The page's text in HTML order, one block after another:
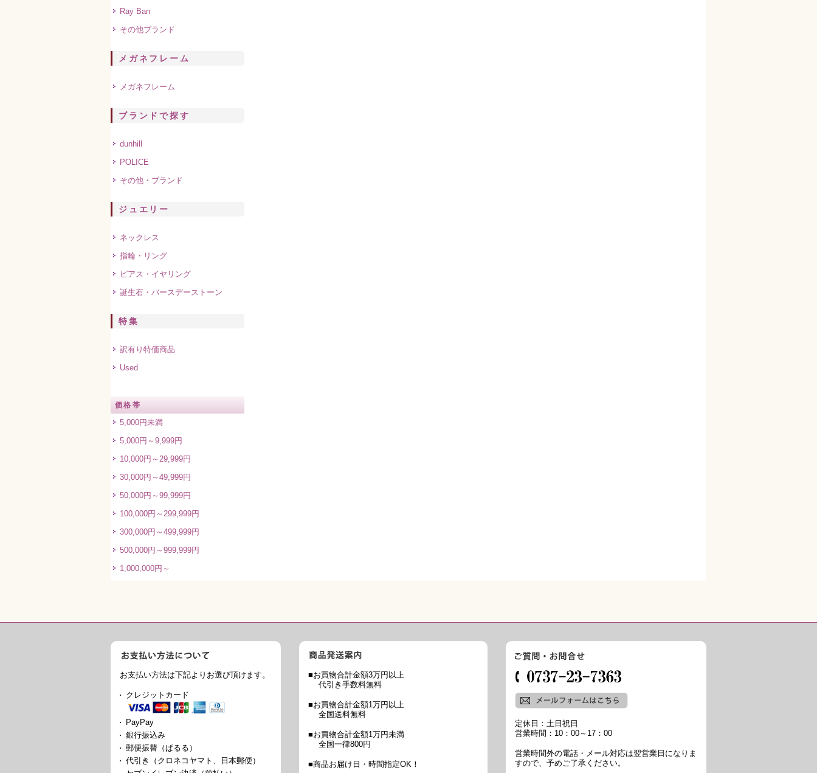
Ray Ban
その他ブランド
メガネフレーム
メガネフレーム
ブランドで探す
dunhill
POLICE
その他・ブランド
ジュエリー
ネックレス
指輪・リング
ピアス・イヤリング
誕生石・バースデーストーン
特集
訳有り特価商品
Used
価格帯
5,000円未満
5,000円～9,999円
10,000円～29,999円
30,000円～49,999円
50,000円～99,999円
100,000円～299,999円
300,000円～499,999円
500,000円～999,999円
1,000,000円～
お支払い方法は下記よりお選び頂けます。
クレジットカード
PayPay
銀行振込み
郵便振替（ぱるる）
代引き（クロネコヤマト、日本郵便）
■お買物合計金額3万円以上
代引き手数料無料
■お買物合計金額1万円以上
全国送料無料
■お買物合計金額1万円未満
全国一律800円
■商品お届け日・時間指定OK！
定休日：土日祝日
営業時間：10：00～17：00
営業時間外の電話・メール対応は翌営業日になりま
すので、予めご了承ください。